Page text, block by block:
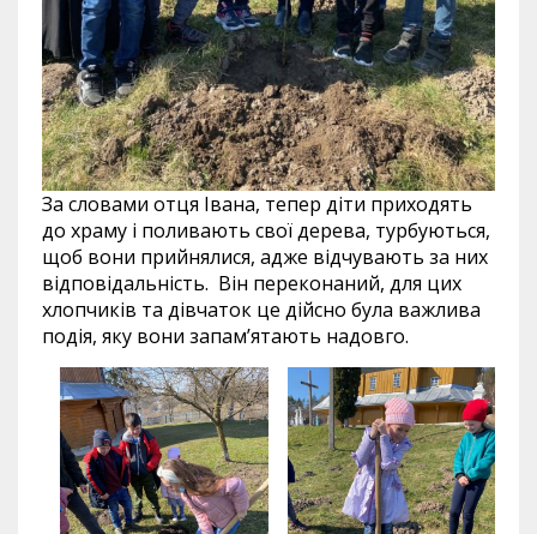
За словами отця Івана, тепер діти приходять
до храму і поливають свої дерева, турбуються,
щоб вони прийнялися, адже відчувають за них
відповідальність. Він переконаний, для цих
хлопчиків та дівчаток це дійсно була важлива
подія, яку вони запам’ятають надовго.